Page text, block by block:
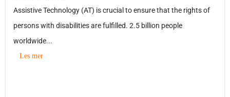
Assistive Technology (AT) is crucial to ensure that the rights of
persons with disabilities are fulfilled. 2.5 billion people
worldwide...
Les mer